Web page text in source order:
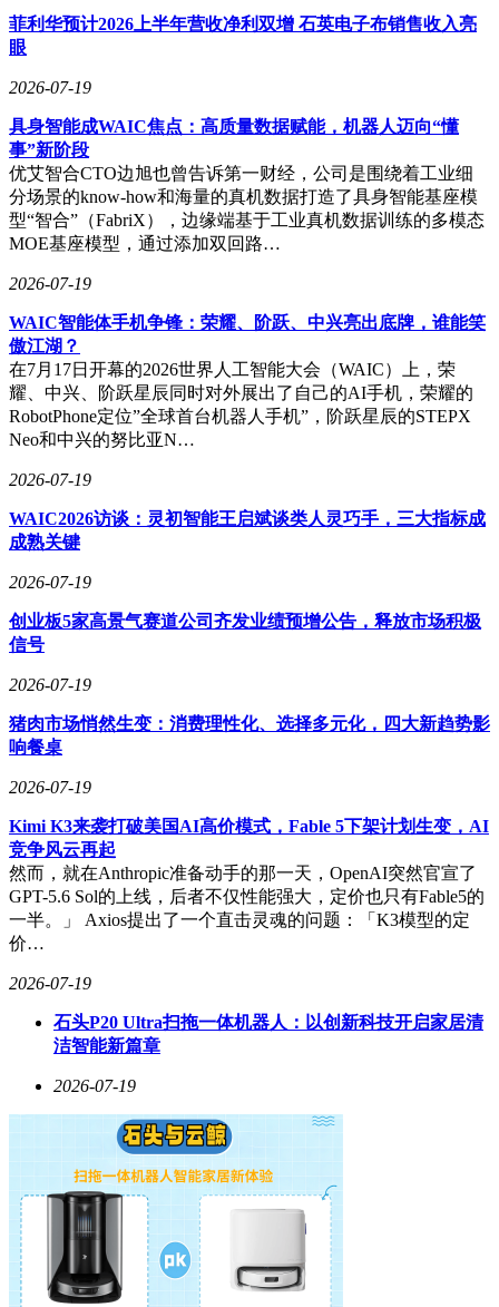
菲利华预计2026上半年营收净利双增 石英电子布销售收入亮
眼
2026-07-19
具身智能成WAIC焦点：高质量数据赋能，机器人迈向“懂
事”新阶段
优艾智合CTO边旭也曾告诉第一财经，公司是围绕着工业细
分场景的know-how和海量的真机数据打造了具身智能基座模
型“智合”（FabriX），边缘端基于工业真机数据训练的多模态
MOE基座模型，通过添加双回路…
2026-07-19
WAIC智能体手机争锋：荣耀、阶跃、中兴亮出底牌，谁能笑
傲江湖？
在7月17日开幕的2026世界人工智能大会（WAIC）上，荣
耀、中兴、阶跃星辰同时对外展出了自己的AI手机，荣耀的
RobotPhone定位”全球首台机器人手机”，阶跃星辰的STEPX
Neo和中兴的努比亚N…
2026-07-19
WAIC2026访谈：灵初智能王启斌谈类人灵巧手，三大指标成
成熟关键
2026-07-19
创业板5家高景气赛道公司齐发业绩预增公告，释放市场积极
信号
2026-07-19
猪肉市场悄然生变：消费理性化、选择多元化，四大新趋势影
响餐桌
2026-07-19
Kimi K3来袭打破美国AI高价模式，Fable 5下架计划生变，AI
竞争风云再起
然而，就在Anthropic准备动手的那一天，OpenAI突然官宣了
GPT-5.6 Sol的上线，后者不仅性能强大，定价也只有Fable5的
一半。」 Axios提出了一个直击灵魂的问题：「K3模型的定
价…
2026-07-19
石头P20 Ultra扫拖一体机器人：以创新科技开启家居清
洁智能新篇章
2026-07-19